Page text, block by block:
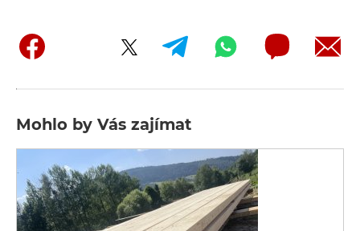
Mohlo by Vás zajímat